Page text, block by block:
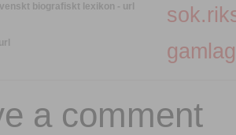
biografiskt lexikon - url
a comment